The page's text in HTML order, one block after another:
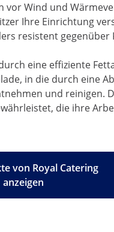
vor Wind und
Ihre Einrichtung
resistent
eine effiziente
in die durch eine
und reinigen.
die ihre
von Royal Catering
anzeigen